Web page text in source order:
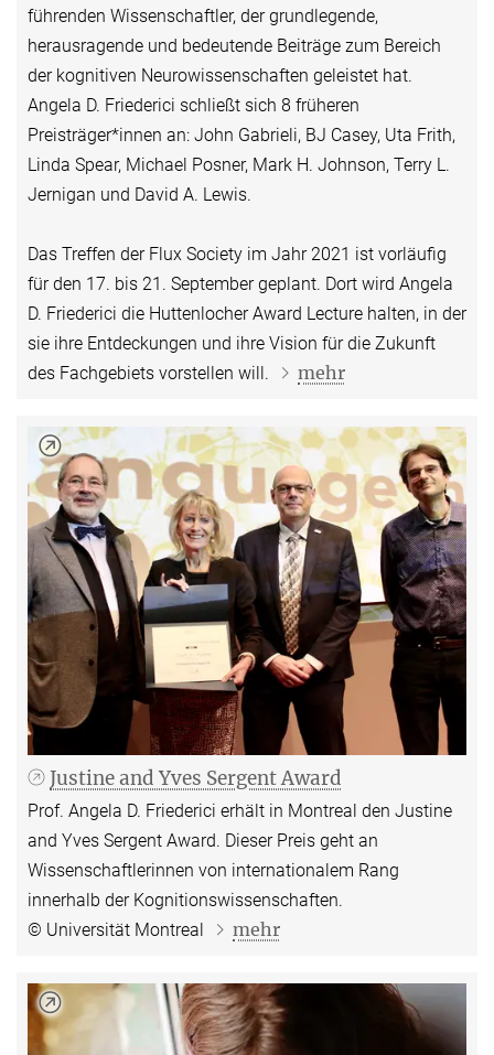
führenden Wissenschaftler, der grundlegende,
herausragende und bedeutende Beiträge zum Bereich
der kognitiven Neurowissenschaften geleistet hat.
Angela D. Friederici schließt sich 8 früheren
Preisträger*innen an: John Gabrieli, BJ Casey, Uta Frith,
Linda Spear, Michael Posner, Mark H. Johnson, Terry L.
Jernigan und David A. Lewis.
Das Treffen der Flux Society im Jahr 2021 ist vorläufig
für den 17. bis 21. September geplant. Dort wird Angela
D. Friederici die Huttenlocher Award Lecture halten, in der
sie ihre Entdeckungen und ihre Vision für die Zukunft
des Fachgebiets vorstellen will.
mehr
Justine and Yves Sergent Award
Prof. Angela D. Friederici erhält in Montreal den Justine
and Yves Sergent Award. Dieser Preis geht an
Wissenschaftlerinnen von internationalem Rang
innerhalb der Kognitionswissenschaften.
© Universität Montreal
mehr